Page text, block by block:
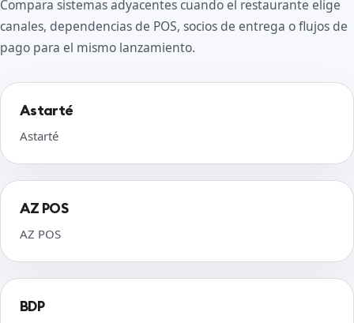
Compara sistemas adyacentes cuando el restaurante elige
canales, dependencias de POS, socios de entrega o flujos de
pago para el mismo lanzamiento.
Astarté
Astarté
AZ POS
AZ POS
BDP